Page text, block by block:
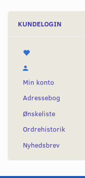
KUNDELOGIN
Min konto
Adressebog
Ønskeliste
Ordrehistorik
Nyhedsbrev